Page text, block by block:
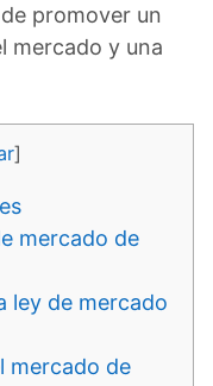
promover un
mercado y una
]
mercado de
ley de mercado
mercado de